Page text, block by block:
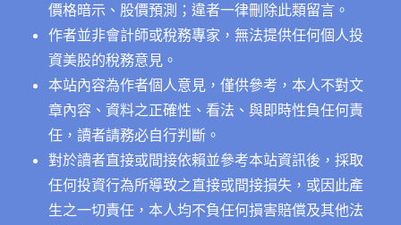
價格暗示、股價預測；違者一律刪除此類留言。
作者並非會計師或稅務專家，無法提供任何個人投
資美股的稅務意見。
本站內容為作者個人意見，僅供參考，本人不對文
章內容、資料之正確性、看法、與即時性負任何責
任，讀者請務必自行判斷。
對於讀者直接或間接依賴並參考本站資訊後，採取
任何投資行為所導致之直接或間接損失，或因此產
生之一切責任，本人均不負任何損害賠償及其他法